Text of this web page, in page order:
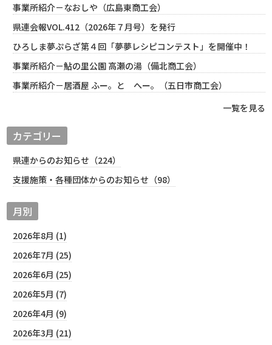
事業所紹介－なおしや（広島東商工会）
県連会報VOL.412（2026年７月号）を発行
ひろしま夢ぷらざ第４回「夢夢レシピコンテスト」を開催中！
事業所紹介－鮎の里公園 高瀬の湯（備北商工会）
事業所紹介－居酒屋 ふー。と へー。（五日市商工会）
一覧を見る
カテゴリー
県連からのお知らせ（224）
支援施策・各種団体からのお知らせ（98）
月別
2026年8月 (1)
2026年7月 (25)
2026年6月 (25)
2026年5月 (7)
2026年4月 (9)
2026年3月 (21)